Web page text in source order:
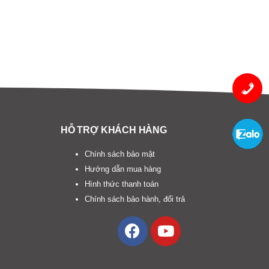
HỖ TRỢ KHÁCH HÀNG
Chính sách bảo mật
Hướng dẫn mua hàng
Hình thức thanh toán
Chính sách bảo hành, đổi trả